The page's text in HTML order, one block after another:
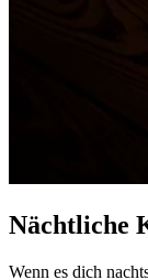
Nächtliche
Wenn es dich